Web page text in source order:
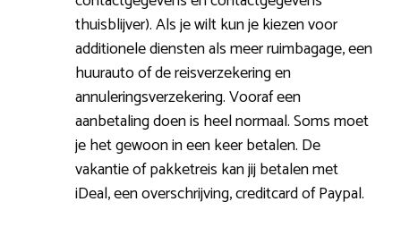
thuisblijver). Als je wilt kun je kiezen voor
additionele diensten als meer ruimbagage, een
huurauto of de reisverzekering en
annuleringsverzekering. Vooraf een
aanbetaling doen is heel normaal. Soms moet
je het gewoon in een keer betalen. De
vakantie of pakketreis kan jij betalen met
iDeal, een overschrijving, creditcard of Paypal.